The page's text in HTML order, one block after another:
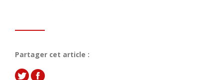
Partager cet article :